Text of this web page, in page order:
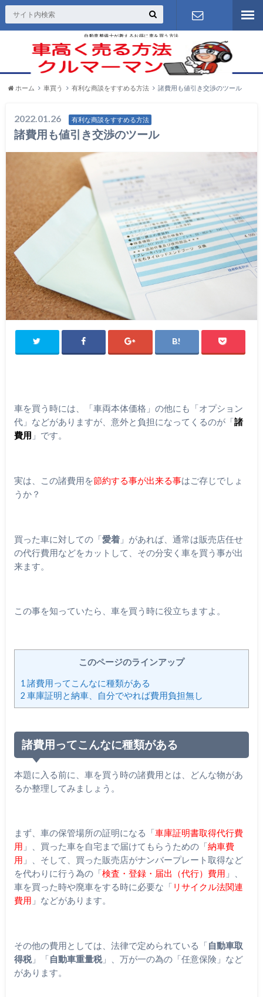
自動車整備士が教えるお得に車を買う方法
お問い合わ
せ
ホーム 車買う 有利な商談をすすめる方法 諸費用も値引き交渉のツール
2022.01.26 有利な商談をすすめる方法
諸費用も値引き交渉のツール
車を買う時には、「車両本体価格」の他にも「オプション
代」などがありますが、意外と負担になってくるのが「諸
費用 」です。
実は、この諸費用を節約する事が出来る事はご存じでしょ
うか？
買った車に対しての「愛着」があれば、通常は販売店任せ
の代行費用などをカットして、その分安く車を買う事が出
来ます。
この事を知っていたら、車を買う時に役立ちますよ。
このページのラインアップ
1 諸費用ってこんなに種類がある
2 車庫証明と納車、自分でやれば費用負担無し
諸費用ってこんなに種類がある
本題に入る前に、車を買う時の諸費用とは、どんな物があ
るか整理してみましょう。
まず、車の保管場所の証明になる「車庫証明書取得代行費
用 」、買った車を自宅まで届けてもらうための「納車費
用 」、そして、買った販売店がナンバープレート取得など
を代わりに行う為の「検査・登録・届出（代行）費用 」、
車を買った時や廃車をする時に必要な「 リサイクル法関連
費用 」などがあります。
その他の費用としては、法律で定められている「自動車取
得税」「自動車重量税」、万が一の為の「任意保険」など
があります。